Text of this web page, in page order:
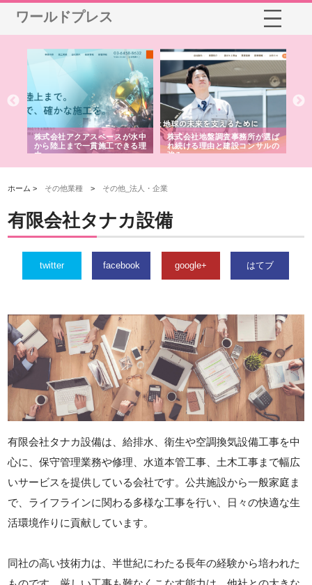
ワールドプレス
株式会社アクアスペースが水中
から陸上まで一貫施工できる理
由
株式会社地盤調査事務所が選ば
れ続ける理由と建設コンサルの
強み
ホーム > その他業種 > その他_法人・企業
有限会社タナカ設備
twitter facebook google+ はてブ
有限会社タナカ設備は、給排水、衛生や空調換気設備工事を中
心に、保守管理業務や修理、水道本管工事、土木工事まで幅広
いサービスを提供している会社です。公共施設から一般家庭ま
で、ライフラインに関わる多様な工事を行い、日々の快適な生
活環境作りに貢献しています。
同社の高い技術力は、半世紀にわたる長年の経験から培われた